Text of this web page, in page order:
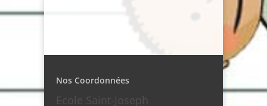
Nos Coordonnées
Ecole Saint-Joseph